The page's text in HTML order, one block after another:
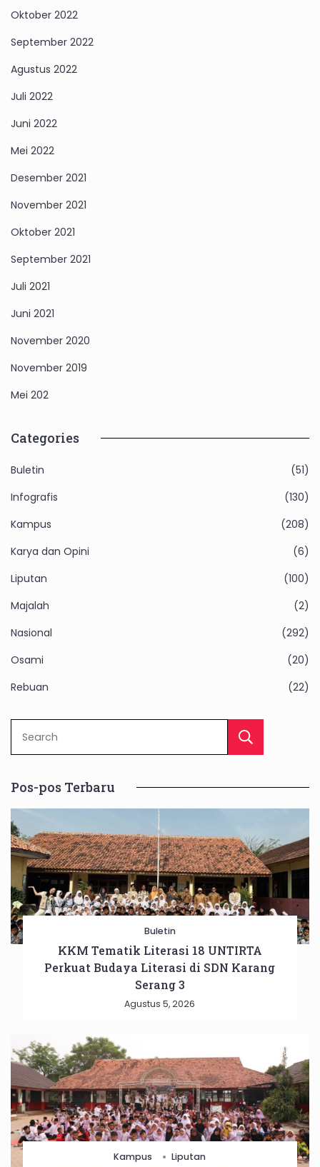
Oktober 2022
September 2022
Agustus 2022
Juli 2022
Juni 2022
Mei 2022
Desember 2021
November 2021
Oktober 2021
September 2021
Juli 2021
Juni 2021
November 2020
November 2019
Mei 202
Categories
Buletin
(51)
Infografis
(130)
Kampus
(208)
Karya dan Opini
(6)
Liputan
(100)
Majalah
(2)
Nasional
(292)
Osami
(20)
Rebuan
(22)
Pos-pos Terbaru
Buletin
KKM Tematik Literasi 18 UNTIRTA
Perkuat Budaya Literasi di SDN Karang
Serang 3
Agustus 5, 2026
Kampus Liputan